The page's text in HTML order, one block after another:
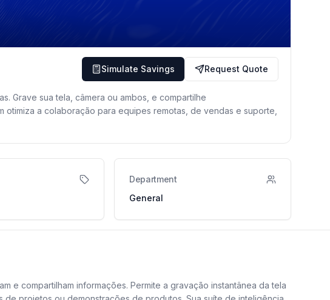
Simulate Savings Request Quote
Grave sua tela, câmera ou ambos, e compartilhe
otimiza a colaboração para equipes remotas, de vendas e suporte,
Department
General
e compartilham informações. Permite a gravação instantânea da tela